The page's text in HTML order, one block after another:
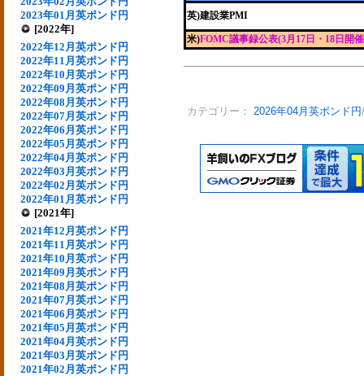
2023年01月英ポンド円
[2022年]
2022年12月英ポンド円
2022年11月英ポンド円
2022年10月英ポンド円
2022年09月英ポンド円
2022年08月英ポンド円
2022年07月英ポンド円
2022年06月英ポンド円
2022年05月英ポンド円
2022年04月英ポンド円
2022年03月英ポンド円
2022年02月英ポンド円
2022年01月英ポンド円
[2021年]
2021年12月英ポンド円
2021年11月英ポンド円
2021年10月英ポンド円
2021年09月英ポンド円
2021年08月英ポンド円
2021年07月英ポンド円
2021年06月英ポンド円
2021年05月英ポンド円
2021年04月英ポンド円
2021年03月英ポンド円
2021年02月英ポンド円
英)建設業PMI
米)FOMC議事録公表(3月17日・18日開
カテゴリー： 2026年04月英ポンド円